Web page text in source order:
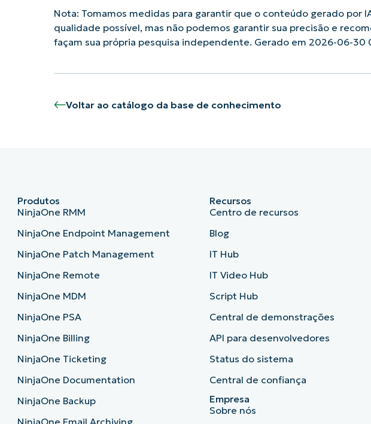
Nota: Tomamos medidas para garantir que o conteúdo gerado por
qualidade possível, mas não podemos garantir sua precisão e
façam sua própria pesquisa independente. Gerado em 2026-06-30
Voltar ao catálogo da base de conhecimento
Produtos
NinjaOne RMM
NinjaOne Endpoint Management
NinjaOne Patch Management
NinjaOne Remote
NinjaOne MDM
NinjaOne PSA
NinjaOne Billing
NinjaOne Ticketing
NinjaOne Documentation
NinjaOne Backup
Recursos
Centro de recursos
Blog
IT Hub
IT Video Hub
Script Hub
Central de demonstrações
API para desenvolvedores
Status do sistema
Central de confiança
Empresa
Sobre nós